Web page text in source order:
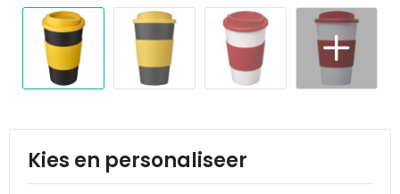
Reistassensets
Rugzakken
Schoenentassen
Schoudertassen
Swiss Peak
Tenson
Thule
Urban Vitamin
Kies en personaliseer